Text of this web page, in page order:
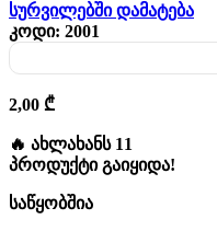
სურვილებში დამატება
კოდი: 2001
2,00 ₾
🔥 ახლახანს 11
პროდუქტი გაიყიდა!
საწყობშია